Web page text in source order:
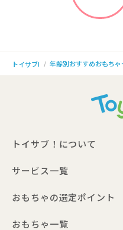
トイサブ! 年齢別おすすめおもちゃ
トイサブ！について
トイサブ！の特徴
サービス一覧・料金
サービス一覧
トイサブ！ファーストセ
おもちゃの選定ポイント
年齢別おすすめおもちゃ
おもちゃ一覧